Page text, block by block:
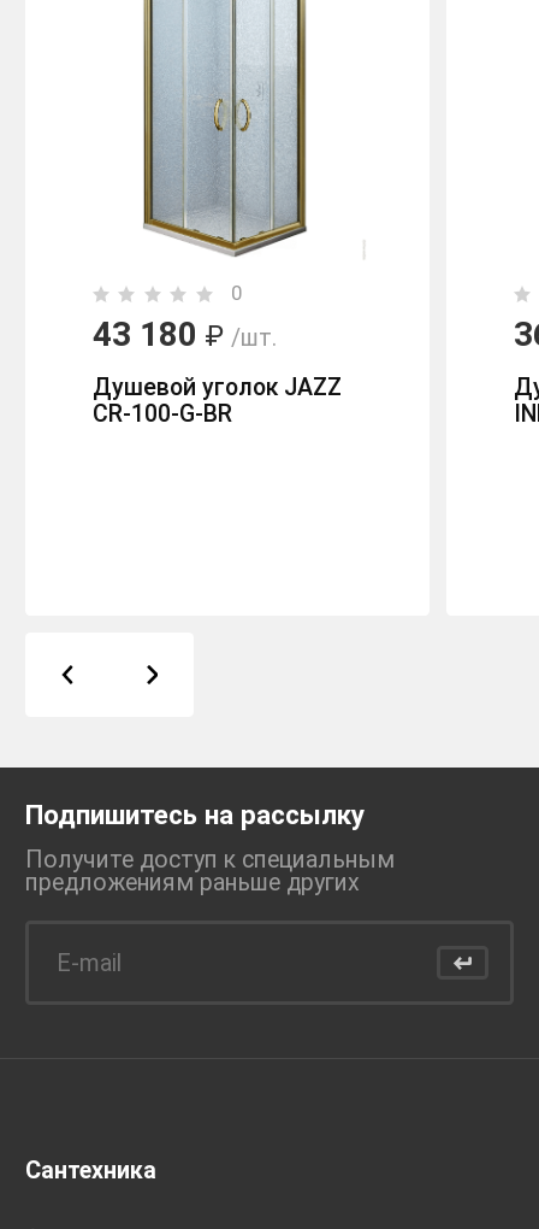
0
43 180 ₽ /шт.
Душевой уголок JAZZ
CR-100-G-BR
Подпишитесь на рассылку
Получите доступ к специальным
предложениям раньше других
Сантехника